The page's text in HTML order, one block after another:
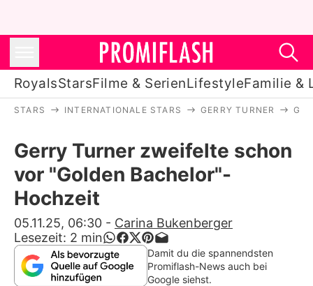
RoyalsStarsFilme & SerienLifestyleFamilie &
Stars
Filme & Serien
Lifestyle
Familie & Liebe
Promiflash Exklusiv
STARS INTERNATIONALE STARS GERRY TURNER
Gerry Turner zweifelte schon
vor "Golden Bachelor"-
Hochzeit
05.11.25, 06:30 - Carina Bukenberger
Lesezeit: 2 min
Damit du die spannendsten
Promiflash-News auch bei
Google siehst.